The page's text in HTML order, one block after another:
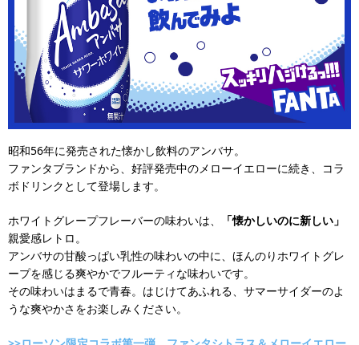
昭和56年に発売された懐かし飲料のアンバサ。
ファンタブランドから、好評発売中のメローイエローに続き、コラ
ボドリンクとして登場します。
ホワイトグレープフレーバーの味わいは、
「懐かしいのに新しい」
親愛感レトロ。
アンバサの甘酸っぱい乳性の味わいの中に、ほんのりホワイトグレ
ープを感じる爽やかでフルーティな味わいです。
その味わいはまるで青春。はじけてあふれる、サマーサイダーのよ
うな爽やかさをお楽しみください。